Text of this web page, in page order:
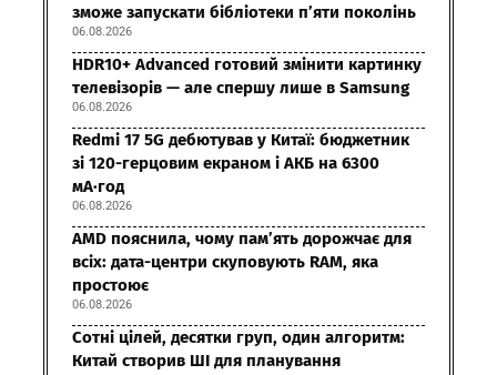
зможе запускати бібліотеки п’яти поколінь
06.08.2026
HDR10+ Advanced готовий змінити картинку
телевізорів — але спершу лише в Samsung
06.08.2026
Redmi 17 5G дебютував у Китаї: бюджетник
зі 120-герцовим екраном і АКБ на 6300
мА·год
06.08.2026
AMD пояснила, чому пам’ять дорожчає для
всіх: дата-центри скуповують RAM, яка
простоює
06.08.2026
Сотні цілей, десятки груп, один алгоритм:
Китай створив ШІ для планування